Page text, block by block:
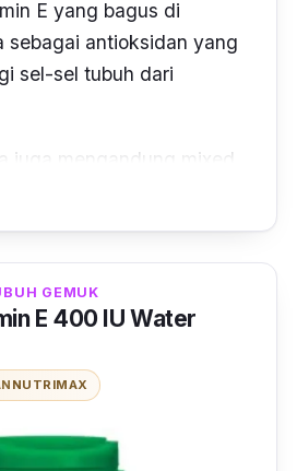
E yang bagus di
sebagai antioksidan yang
sel-sel tubuh dari
juga mengandung
mixed
d-beta, d-gamma
aman dikonsumsi siapa
hamil. Mengonsumsi Nu
tepat dapat memenuhi
harianmu.
ini juga dapat membantu
GEMUK
E 400 IU Water
NUTRIMAX